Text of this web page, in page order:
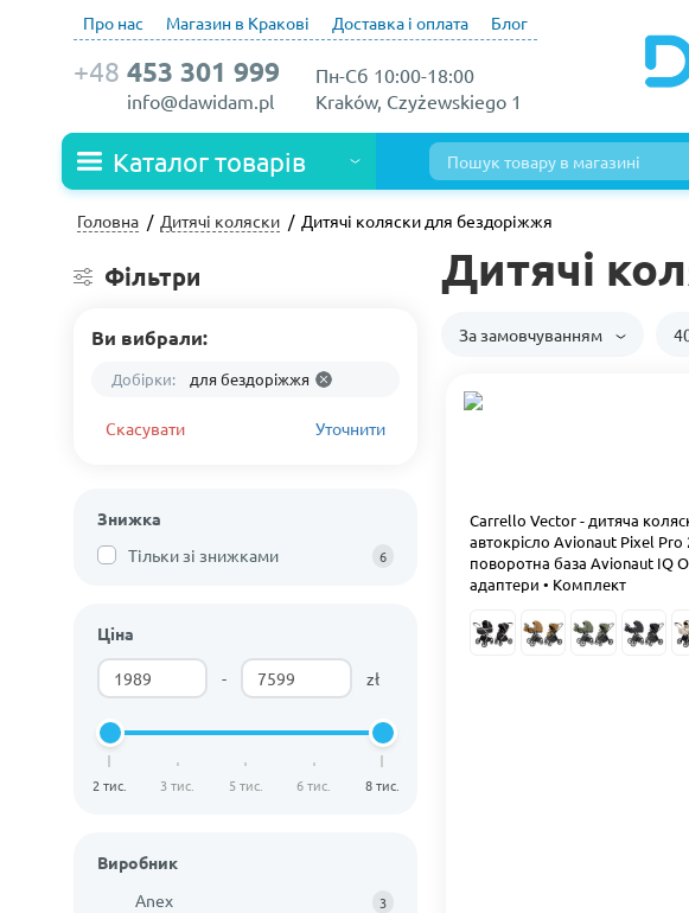
Про нас Магазин в Кракові Доставка і оплата Блог
Пн-Сб 10:00-18:00
Kraków, Czyżewskiego 1
+48 453 301 999
info@dawidam.pl
Каталог товарів
Головна Дитячі коляски Дитячі коляски для бездоріжжя
Фільтри
Ви вибрали:
Добірки: для бездоріжжя
Скасувати Уточнити
Знижка
Тільки зі знижками
6
Ціна
- zł
2 тис. 3 тис. 5 тис. 6 тис. 8 тис.
Виробник
Anex
3
Дитячі
За замовчуванням
Carrello Vector - дитяча
автокрісло Avionaut Pixel Pro
поворотна база Avionaut IQ
адаптери • Комплект